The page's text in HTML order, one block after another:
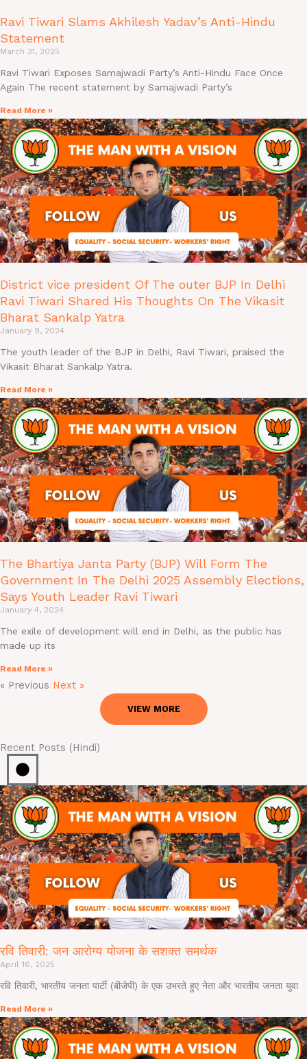
Ravi Tiwari Slams Akhilesh Yadav’s Anti-Hindu
Statement
March 31, 2025
Ravi Tiwari Exposes Samajwadi Party’s Anti-Hindu Face Once
Again The recent statement by Samajwadi Party’s
Read More »
District vice president Of The outer BJP In Delhi
Ravi Tiwari Shared His Thoughts On The Vikasit
Bharat Sankalp Yatra
January 9, 2024
The youth leader of the BJP in Delhi, Ravi Tiwari, praised the
Vikasit Bharat Sankalp Yatra.
Read More »
The Bhartiya Janta Party (BJP) Will Form The
Government In The Delhi 2025 Assembly Elections,
Says Youth Leader Ravi Tiwari
January 4, 2024
The exile of development will end in Delhi, as the public has
made up its
Read More »
« Previous Next »
VIEW MORE
Recent Posts (Hindi)
रवि तिवारी: जन आरोग्य योजना के सशक्त समर्थक
April 16, 2025
रवि तिवारी, भारतीय जनता पार्टी (बीजेपी) के एक उभरते हुए नेता और भारतीय जनता युवा
Read More »